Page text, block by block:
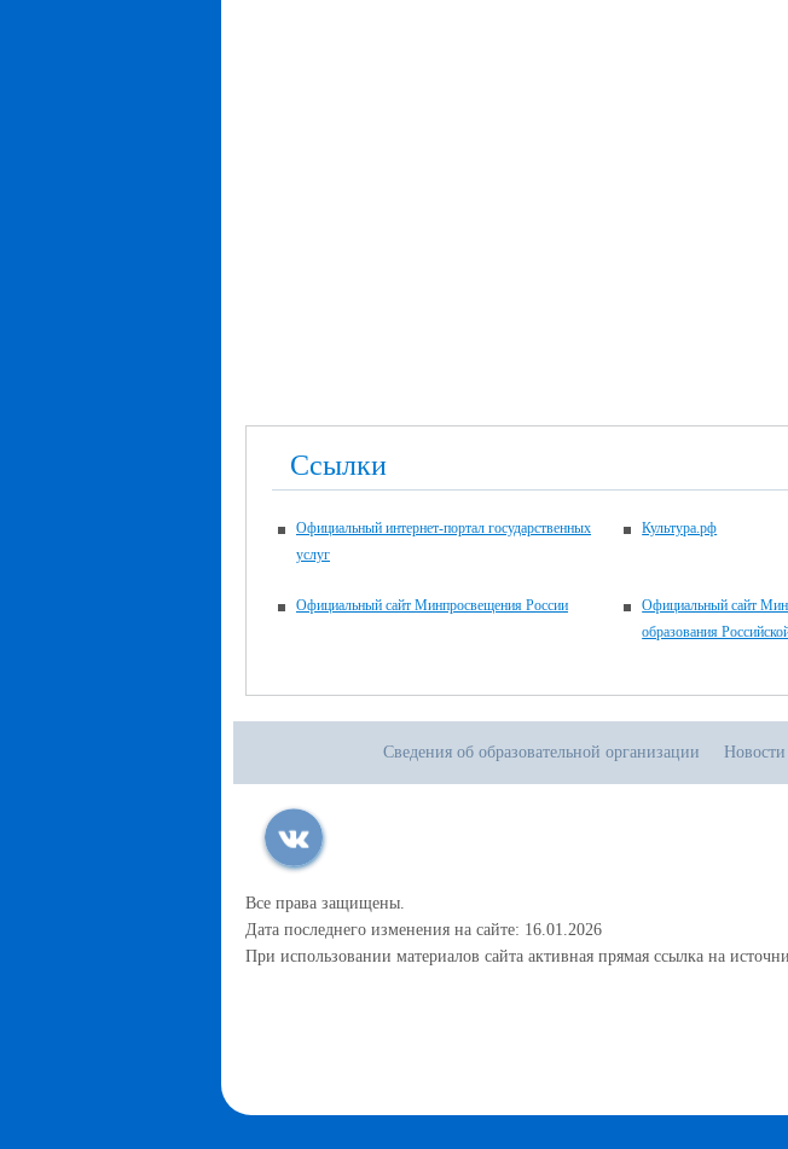
Ссылки
Официальный интернет-портал государственных
услуг
Культура.рф
Официальный сайт Минпросвещения России
Официальный сайт
образования
Сведения об образовательной организации Новости
Все права защищены.
Дата последнего изменения на сайте: 16.01.2026
При использовании материалов сайта активная прямая ссылка на